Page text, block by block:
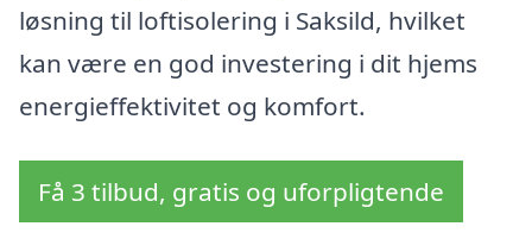
løsning til loftisolering i Saksild, hvilket
kan være en god investering i dit hjems
energieffektivitet og komfort.
Få 3 tilbud, gratis og uforpligtende